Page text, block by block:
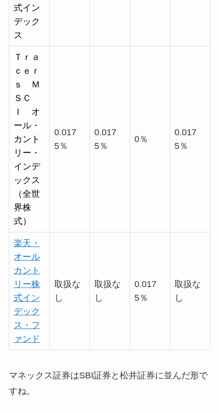
式イン
デック
ス
Ｔｒａ
ｃｅｒ
ｓ Ｍ
ＳＣ
Ｉ オ
ール・
カント
リー・
インデ
ックス
（全世
界株
式）
0.017
5％
0.017
5％
0％
0.017
5％
楽天・
オール
カント
リー株
式イン
デック
ス・フ
ァンド
取扱な
し
取扱な
し
0.017
5％
取扱な
し
マネックス証券はSBI証券と松井証券に並んだ形で
すね。